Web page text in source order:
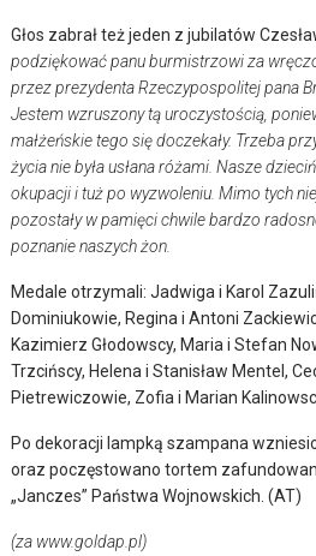
Głos zabrał też jeden z jubilatów
podziękować panu burmistrzowi za
przez prezydenta Rzeczypospolitej pana
Jestem wzruszony tą uroczystością,
małżeńskie tego się doczekały. Trzeba
życia nie była usłana różami. Nasze
okupacji i tuż po wyzwoleniu. Mimo tych
pozostały w pamięci chwile bardzo
poznanie naszych żon.
Medale otrzymali: Jadwiga i Karol
Dominiukowie, Regina i Antoni
Kazimierz Głodowscy, Maria i Stefan
Trzcińscy, Helena i Stanisław Mentel,
Pietrewiczowie, Zofia i Marian
Po dekoracji lampką szampana
oraz poczęstowano tortem
„Janczes” Państwa Wojnowskich. (AT)
(za www.goldap.pl)